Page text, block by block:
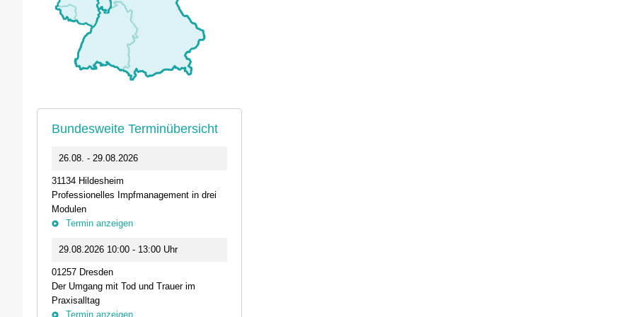
Bundesweite Terminübersicht
26.08. - 29.08.2026
31134 Hildesheim
Professionelles Impfmanagement in drei
Modulen
Termin anzeigen
29.08.2026 10:00 - 13:00 Uhr
01257 Dresden
Der Umgang mit Tod und Trauer im
Praxisalltag
Termin anzeigen